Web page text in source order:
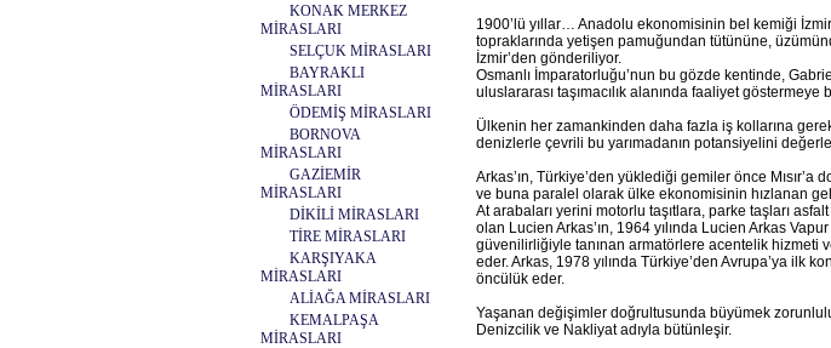
KONAK MERKEZ
MİRASLARI
SELÇUK MİRASLARI
BAYRAKLI
MİRASLARI
ÖDEMİŞ MİRASLARI
BORNOVA
MİRASLARI
GAZİEMİR
MİRASLARI
DİKİLİ MİRASLARI
TİRE MİRASLARI
KARŞIYAKA
MİRASLARI
ALİAĞA MİRASLARI
KEMALPAŞA
MİRASLARI
1900’lü yıllar… Anadolu ekonomisinin bel kemiği
topraklarında yetişen pamuğundan tütününe,
İzmir’den gönderiliyor.
Osmanlı İmparatorluğu’nun bu gözde kentinde,
uluslararası taşımacılık alanında faaliyet göstermeye
Ülkenin her zamankinden daha fazla iş kollarına
denizlerle çevrili bu yarımadanın potansiyelini
Arkas’ın, Türkiye’den yüklediği gemiler önce
ve buna paralel olarak ülke ekonomisinin hızlanan
At arabaları yerini motorlu taşıtlara, parke taşları
olan Lucien Arkas’ın, 1964 yılında Lucien Arkas
güvenilirliğiyle tanınan armatörlere acentelik hizmeti
eder. Arkas, 1978 yılında Türkiye’den Avrupa’ya ilk
öncülük eder.
Yaşanan değişimler doğrultusunda büyümek
Denizcilik ve Nakliyat adıyla bütünleşir.